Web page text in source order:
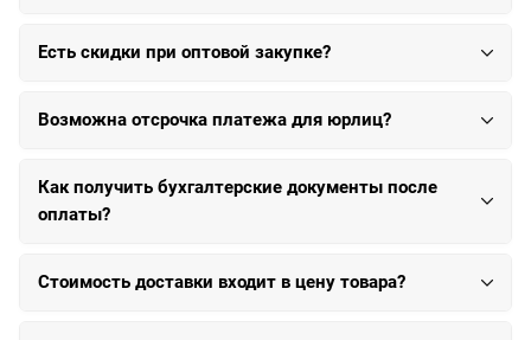
Есть скидки при оптовой закупке?
Возможна отсрочка платежа для юрлиц?
Как получить бухгалтерские документы после
оплаты?
Стоимость доставки входит в цену товара?